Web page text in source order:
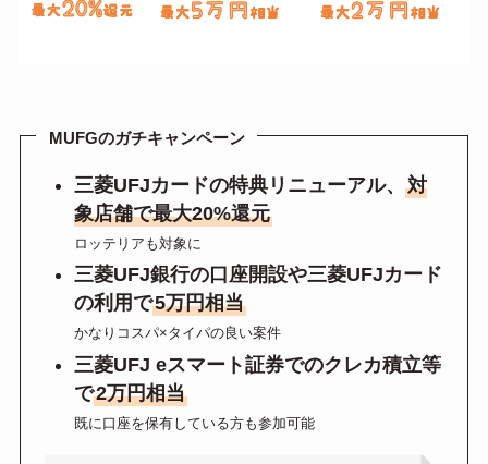
MUFGのガチキャンペーン
三菱UFJカードの特典リニューアル、対
象店舗で最大20%還元
ロッテリアも対象に
三菱UFJ銀行の口座開設や三菱UFJカード
の利用で5万円相当
かなりコスパ×タイパの良い案件
三菱UFJ eスマート証券でのクレカ積立等
で2万円相当
既に口座を保有している方も参加可能